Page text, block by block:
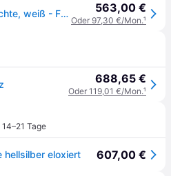
Aim LED-Design-Pendelleuchte, weiß - FLOS - Wohnzimmer - Metall - Einflammig 563,00 €
Oder 97,30 €/Mon.¹
688,65 €
Oder 119,01 €/Mon.¹
14–21 Tage
hellsilber eloxiert 607,00 €